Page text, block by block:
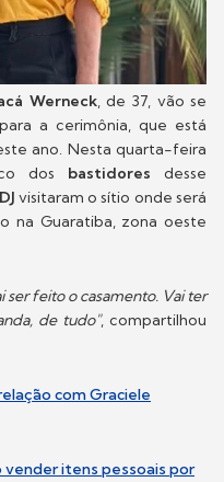
Werneck, de 37, vão se
a cerimônia, que está
ano. Nesta quarta-feira
dos bastidores desse
DJ visitaram o sítio onde será
na Guaratiba, zona oeste
ser feito o casamento. Vai ter
de tudo", compartilhou
com Graciele
vender itens pessoais por